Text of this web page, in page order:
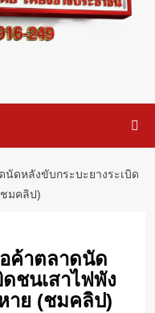
นัดหลังขับกระบะยางระเบิด
ชมคลิป)
ค้าตลาดนัด
ชนเสาไฟพัง
าย (ชมคลิป)